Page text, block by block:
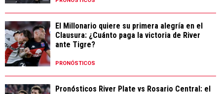
El Millonario quiere su primera alegría en el
Clausura: ¿Cuánto paga la victoria de River
ante Tigre?
PRONÓSTICOS
Pronósticos River Plate vs Rosario Central: el